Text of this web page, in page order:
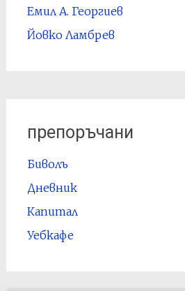
Емил А. Георгиев
Йовко Ламбрев
препоръчани
Биволъ
Дневник
Капитал
Уебкафе